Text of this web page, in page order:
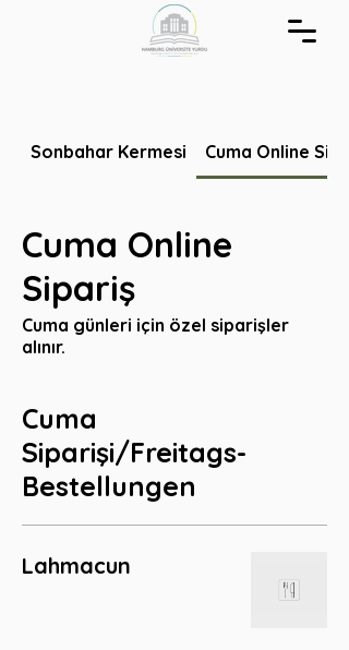
Sonbahar Kermesi Cuma Online
Cuma Online
Sipariş
Cuma günleri için özel siparişler
alınır.
Cuma
Siparişi/Freitags-
Bestellungen
Lahmacun